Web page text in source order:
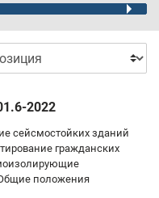
2022
сейсмостойких зданий
гражданских
положения